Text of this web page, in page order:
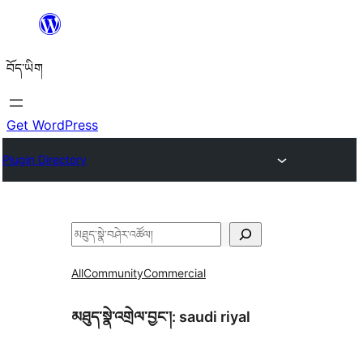
content
བོད་ཡིག
Get WordPress
Plugin Directory
བཤེར་
AllCommunityCommercial
མཐུད་སྣེ་འགྲེལ་བྱང་།: saudi riyal